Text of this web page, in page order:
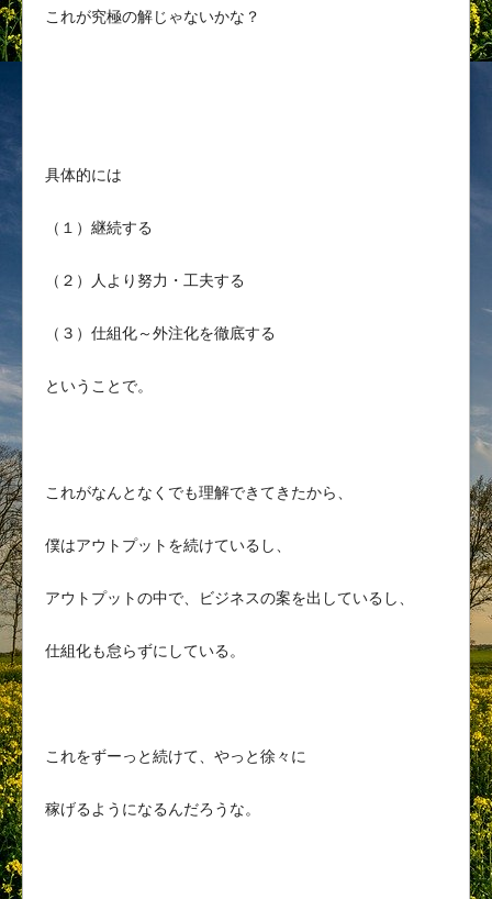
これが究極の解じゃないかな？
具体的には
（１）継続する
（２）人より努力・工夫する
（３）仕組化～外注化を徹底する
ということで。
これがなんとなくでも理解できてきたから、
僕はアウトプットを続けているし、
アウトプットの中で、ビジネスの案を出しているし、
仕組化も怠らずにしている。
これをずーっと続けて、やっと徐々に
稼げるようになるんだろうな。